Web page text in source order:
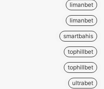
limanbet
limanbet
smartbahis
tophillbet
tophillbet
ultrabet